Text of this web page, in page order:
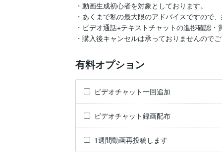
・動画生成初心者を対象としております。
・あくまで私の最大限のアドバイスですので
・ビデオ通話+テキストチャットの進捗確認・
・購入後キャンセルは承っておりませんのでご
有料オプション
ビデオチャット一回追加
ビデオチャット録画配布
1週間動画再投稿します